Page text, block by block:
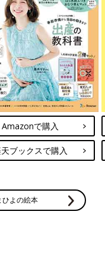
寝付いてくれるのでダ
。
Amazonで購入
ブックスで購入
ひよの絵本